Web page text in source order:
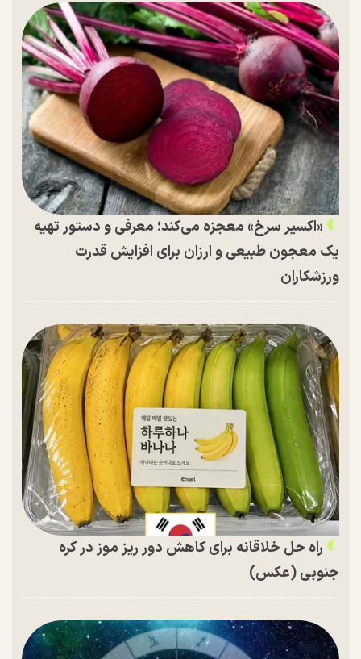
«اکسیر سرخ» معجزه می‌کند؛ معرفی و دستور تهیه
یک معجون طبیعی و ارزان برای افزایش قدرت
ورزشکاران
راه حل خلاقانه برای کاهش دور ریز موز در کره
جنوبی (عکس)